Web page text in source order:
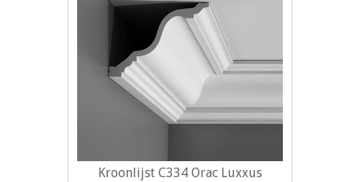
Kroonlijst C334 Orac Luxxus